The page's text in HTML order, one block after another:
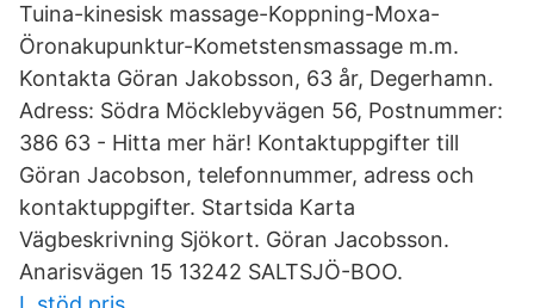
Tuina-kinesisk massage-Koppning-Moxa-
Öronakupunktur-Kometstensmassage m.m.
Kontakta Göran Jakobsson, 63 år, Degerhamn.
Adress: Södra Möcklebyvägen 56, Postnummer:
386 63 - Hitta mer här! Kontaktuppgifter till
Göran Jacobson, telefonnummer, adress och
kontaktuppgifter. Startsida Karta
Vägbeskrivning Sjökort. Göran Jacobsson.
Anarisvägen 15 13242 SALTSJÖ-BOO.